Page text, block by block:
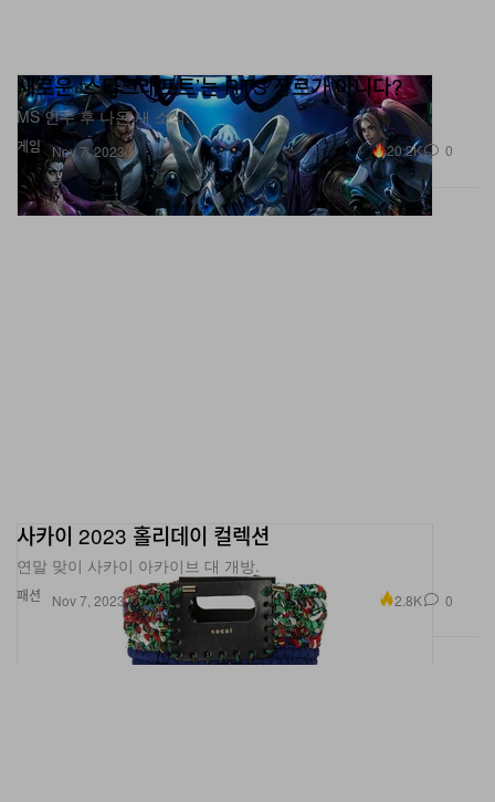
게임
새로운 ‘스타크래프트’는 RTS 장르가 아니다?
MS 인수 후 나온 새 소식.
Nov 7, 2023 20.2K 0
패션
사카이 2023 홀리데이 컬렉션
연말 맞이 사카이 아카이브 대 개방.
Nov 7, 2023 2.8K 0